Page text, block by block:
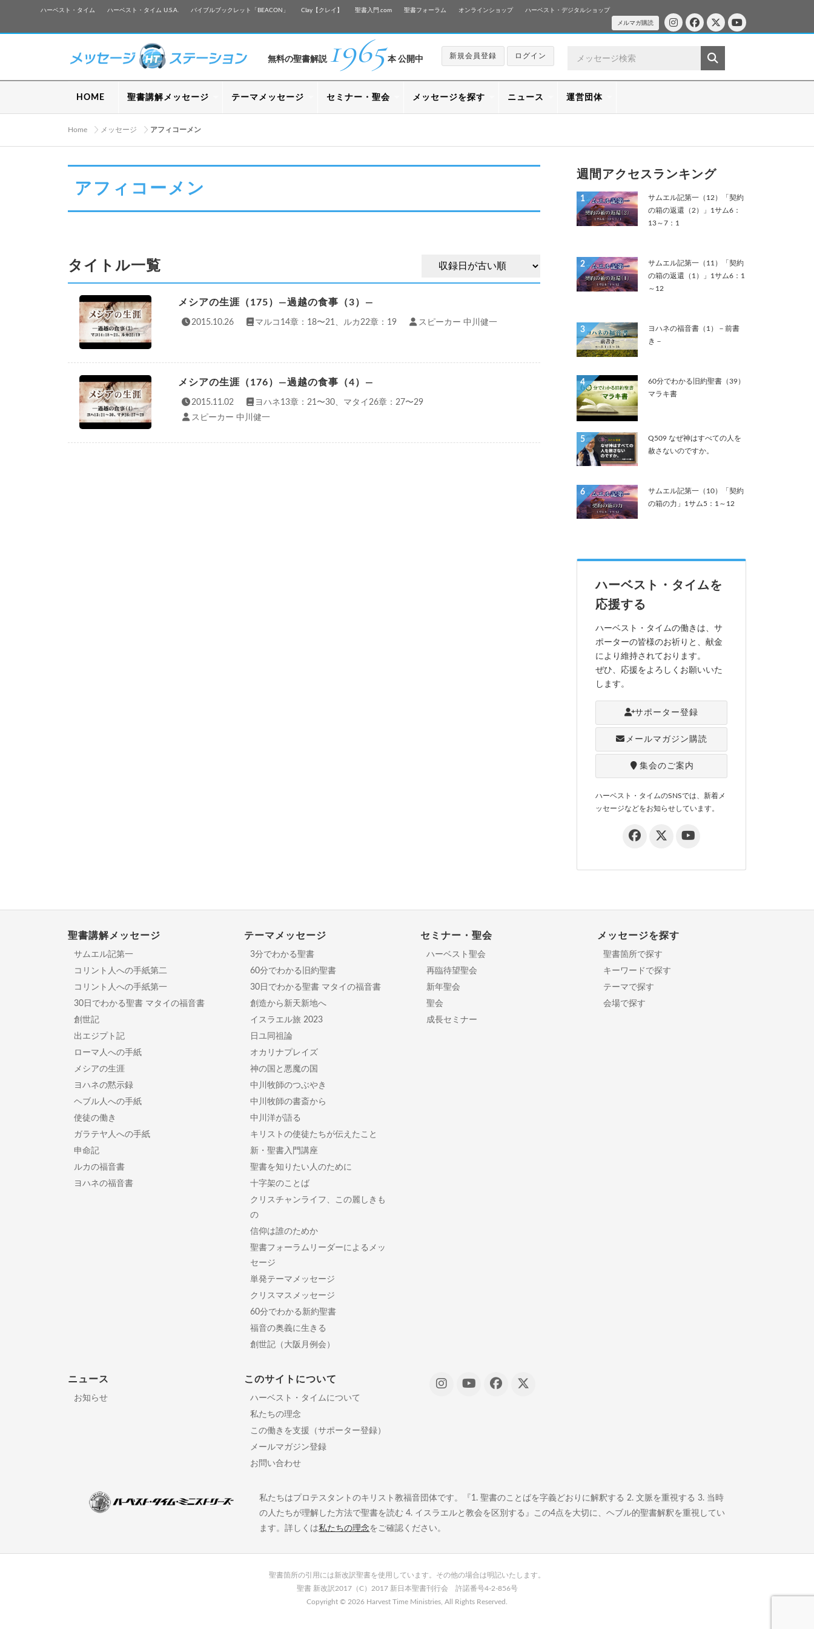
ハーベスト・タイム ハーベスト・タイム U.S.A. バイブルブックレット「BEACON」 Clay【クレイ】 聖書入門.com 聖書フォーラム オンラインショップ ハーベスト・デジタルショップ
メルマガ購読
無料の聖書解説 1965 本 公開中 新規会員登録 ログイン
HOME 聖書講解メッセージ テーマメッセージ セミナー・聖会 メッセージを探す ニュース 運営団体
Home メッセージ アフィコーメン
アフィコーメン
タイトル一覧
メシアの生涯（175）—過越の食事（3）—
2015.10.26 マルコ14章：18〜21、ルカ22章：19 スピーカー 中川健一
メシアの生涯（176）—過越の食事（4）—
2015.11.02
ヨハネ13章：21〜30、マタイ26章：27〜29
スピーカー 中川健一
週間アクセスランキング
1
サムエル記第一（12）「契約
の箱の返還（2）」1サム6：
13～7：1
2
サムエル記第一（11）「契約
の箱の返還（1）」1サム6：1
～12
3
ヨハネの福音書（1）－前書
き－
4
60分でわかる旧約聖書（39）
マラキ書
5
Q509 なぜ神はすべての人を
赦さないのですか。
6
サムエル記第一（10）「契約
の箱の力」1サム5：1～12
ハーベスト・タイムを
応援する
ハーベスト・タイムの働きは、サ
ポーターの皆様のお祈りと、献金
により維持されております。
ぜひ、応援をよろしくお願いいた
します。
サポーター登録
メールマガジン購読
集会のご案内
ハーベスト・タイムのSNSでは、新着メ
ッセージなどをお知らせしています。
聖書講解メッセージ
サムエル記第一
コリント人への手紙第二
コリント人への手紙第一
30日でわかる聖書 マタイの福音書
創世記
出エジプト記
ローマ人への手紙
メシアの生涯
ヨハネの黙示録
ヘブル人への手紙
使徒の働き
ガラテヤ人への手紙
申命記
ルカの福音書
ヨハネの福音書
テーマメッセージ
3分でわかる聖書
60分でわかる旧約聖書
30日でわかる聖書 マタイの福音書
創造から新天新地へ
イスラエル旅 2023
日ユ同祖論
オカリナプレイズ
神の国と悪魔の国
中川牧師のつぶやき
中川牧師の書斎から
中川洋が語る
キリストの使徒たちが伝えたこと
新・聖書入門講座
聖書を知りたい人のために
十字架のことば
クリスチャンライフ、この麗しきも
の
信仰は誰のためか
聖書フォーラムリーダーによるメッ
セージ
単発テーマメッセージ
クリスマスメッセージ
60分でわかる新約聖書
福音の奥義に生きる
創世記（大阪月例会）
セミナー・聖会
ハーベスト聖会
再臨待望聖会
新年聖会
聖会
成長セミナー
メッセージを探す
聖書箇所で探す
キーワードで探す
テーマで探す
会場で探す
ニュース
お知らせ
このサイトについて
ハーベスト・タイムについて
私たちの理念
この働きを支援（サポーター登録）
メールマガジン登録
お問い合わせ
私たちはプロテスタントのキリスト教福音団体です。『1. 聖書のことばを字義どおりに解釈する 2. 文脈を重視する 3. 当時
の人たちが理解した方法で聖書を読む 4. イスラエルと教会を区別する』この4点を大切に、ヘブル的聖書解釈を重視してい
ます。詳しくは私たちの理念をご確認ください。
聖書箇所の引用には新改訳聖書を使用しています。その他の場合は明記いたします。
聖書 新改訳2017（C）2017 新日本聖書刊行会 許諾番号4-2-856号
Copyright © 2026 Harvest Time Ministries, All Rights Reserved.